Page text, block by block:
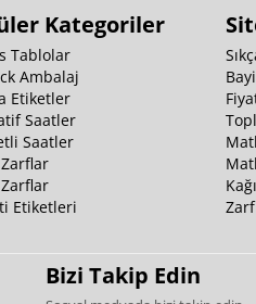
Kategoriler
Tablolar
Ambalaj
Etiketler
Saatler
Saatler
Etiketleri
Bizi Takip Edin